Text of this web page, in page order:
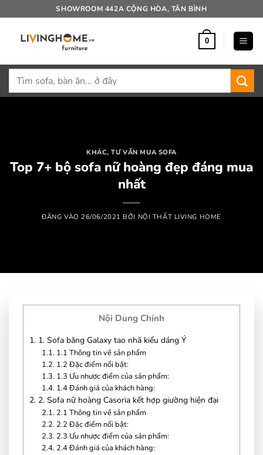
qua
SHOWROOM 442A CỘNG HÒA, TÂN BÌNH
0
Tìm
KHÁC,TƯ VẤN MUA SOFA
Top 7+ bộ sofa nữ hoàng đẹp đáng mua
nhất
ĐĂNG VÀO26/06/2021 BỞI NỘI THẤT LIVING HOME
Nội Dung Chính
1. 1. Sofa băng Galaxy tao nhã kiểu dáng Ý
1.1. 1.1 Thông tin về sản phẩm
1.2. 1.2 Đặc điểm nổi bật:
1.3. 1.3 Ưu nhược điểm của sản phẩm:
1.4. 1.4 Đánh giá của khách hàng:
2. 2. Sofa nữ hoàng Casoria kết hợp giường hiện đại
2.1. 2.1 Thông tin về sản phẩm
2.2. 2.2 Đặc điểm nổi bật:
2.3. 2.3 Ưu nhược điểm của sản phẩm:
2.4. 2.4 Đánh giá của khách hàng: